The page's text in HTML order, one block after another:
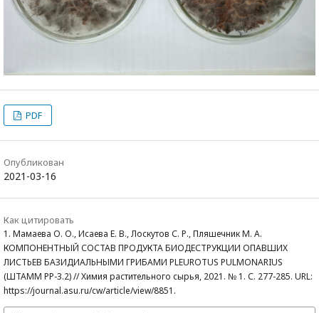
PDF
Опубликован
2021-03-16
Как цитировать
1. Мамаева О. О., Исаева Е. В., Лоскутов С. Р., Пляшечник М. А.
КОМПОНЕНТНЫЙ СОСТАВ ПРОДУКТА БИОДЕСТРУКЦИИ ОПАВШИХ
ЛИСТЬЕВ БАЗИДИАЛЬНЫМИ ГРИБАМИ PLEUROTUS PULMONARIUS
(ШТАММ РР-3.2) // Химия растительного сырья, 2021. № 1. С. 277-285. URL:
https://journal.asu.ru/cw/article/view/8851.